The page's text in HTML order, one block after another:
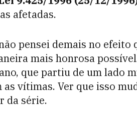
afetadas.
pensei demais no efeito
mais honrosa
que partiu de um lado
vítimas. Ver que isso
da série.